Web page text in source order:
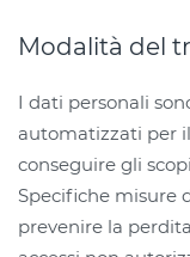
Modalità del
I dati personali
automatizzati per
conseguire gli
Specifiche misure
prevenire la